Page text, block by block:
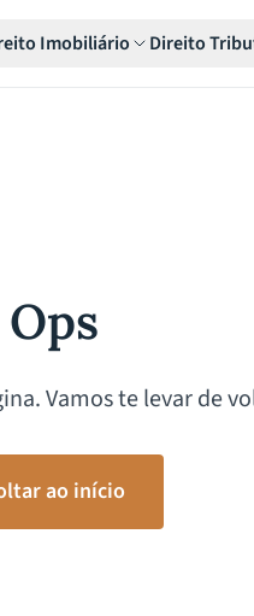
Imobiliário Direito
Ops
Vamos te levar de
ao início